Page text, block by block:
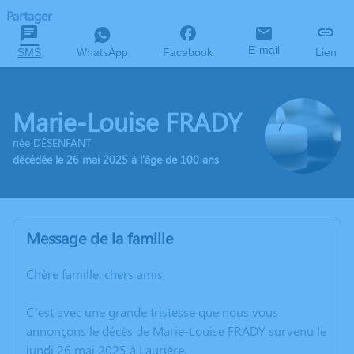
Partager
SMS WhatsApp Facebook E-mail Lien
Marie-Louise FRADY
née DÉSENFANT
décédée le 26 mai 2025 à l'âge de 100 ans
Message de la famille
Chère famille, chers amis,
C’est avec une grande tristesse que nous vous
annonçons le décès de Marie-Louise FRADY survenu le
lundi 26 mai 2025 à Laurière.